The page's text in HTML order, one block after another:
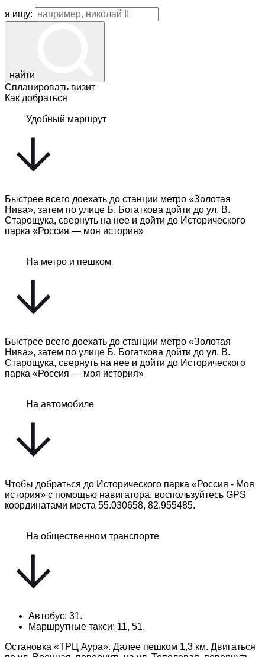
я ищу:
найти
Спланировать визит
Как добраться
Удобный маршрут
Быстрее всего доехать до станции метро «Золотая
Нива», затем по улице Б. Богаткова дойти до ул. В.
Старощука, свернуть на нее и дойти до Исторического
парка «Россия — моя история»
На метро и пешком
Быстрее всего доехать до станции метро «Золотая
Нива», затем по улице Б. Богаткова дойти до ул. В.
Старощука, свернуть на нее и дойти до Исторического
парка «Россия — моя история»
На автомобиле
Чтобы добраться до Исторического парка «Россия - Моя
история» с помощью навигатора, воспользуйтесь GPS
координатами места 55.030658, 82.955485.
На общественном транспорте
Автобус: 31.
Маршрутные такси: 11, 51.
Остановка «ТРЦ Аура». Далее пешком 1,3 км. Двигаться